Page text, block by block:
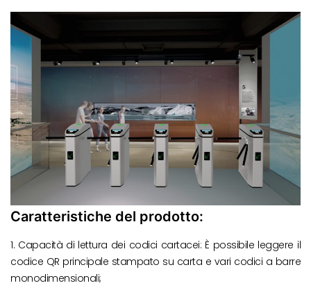
Caratteristiche del prodotto:
1. Capacità di lettura dei codici cartacei: È possibile leggere il
codice QR principale stampato su carta e vari codici a barre
monodimensionali;